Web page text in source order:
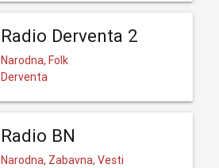
Radio Derventa 2
Narodna, Folk
Derventa
Radio BN
Narodna, Zabavna, Vesti